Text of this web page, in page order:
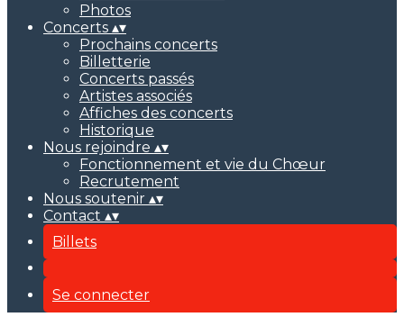
Photos
Concerts ▴▾
Prochains concerts
Billetterie
Concerts passés
Artistes associés
Affiches des concerts
Historique
Nous rejoindre ▴▾
Fonctionnement et vie du Chœur
Recrutement
Nous soutenir ▴▾
Contact ▴▾
Billets
Se connecter